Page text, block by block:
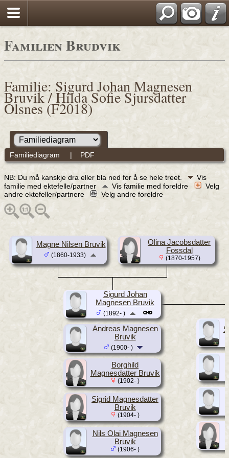
Familien Brudvik
Familie: Sigurd Johan Magnesen
Bruvik / Hilda Sofie Sjursdatter
Olsnes (F2018)
Familiediagram | PDF
NB: Du må kanskje dra eller bla ned for å se hele treet.
Vis
familie med ektefelle/partner
Vis familie med foreldre
Velg
andre ektefeller/partnere
Velg andre foreldre
Magne Nilsen Bruvik
(1860-1933)
Olina Jacobsdatter
Fossdal
(1870-1957)
Andreas Magnesen
Bruvik
(1900- )
Borghild
Magnesdatter Bruvik
(1902- )
Sigrid Magnesdatter
Bruvik
(1904- )
Nils Olai Magnesen
Bruvik
(1906- )
Sigurd Johan
Magnesen Bruvik
(1892- )